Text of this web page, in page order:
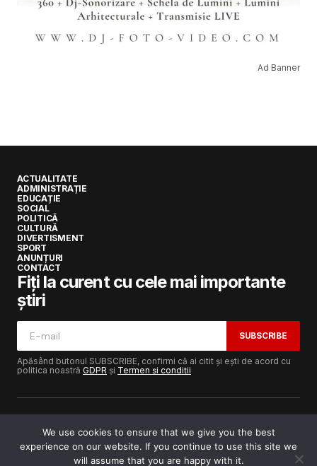
Ad Banner
ACTUALITATE
ADMINISTRAȚIE
EDUCAȚIE
SOCIAL
POLITICĂ
CULTURĂ
DIVERTISMENT
SPORT
ANUNȚURI
CONTACT
Fiți la curent cu cele mai importante
știri
SUBSCRIBE
Apăsând butonul SUBSCRIBE, confirmi că ai citit și ești de acord cu
politica noastră GDPR și Termen și condiții
Copyright © 2017-2025Lugojeanul.ro· Toate drepturile
rezervate · Dezvoltat dePower Media FX
We use cookies to ensure that we give you the best
experience on our website. If you continue to use this site we
will assume that you are happy with it.